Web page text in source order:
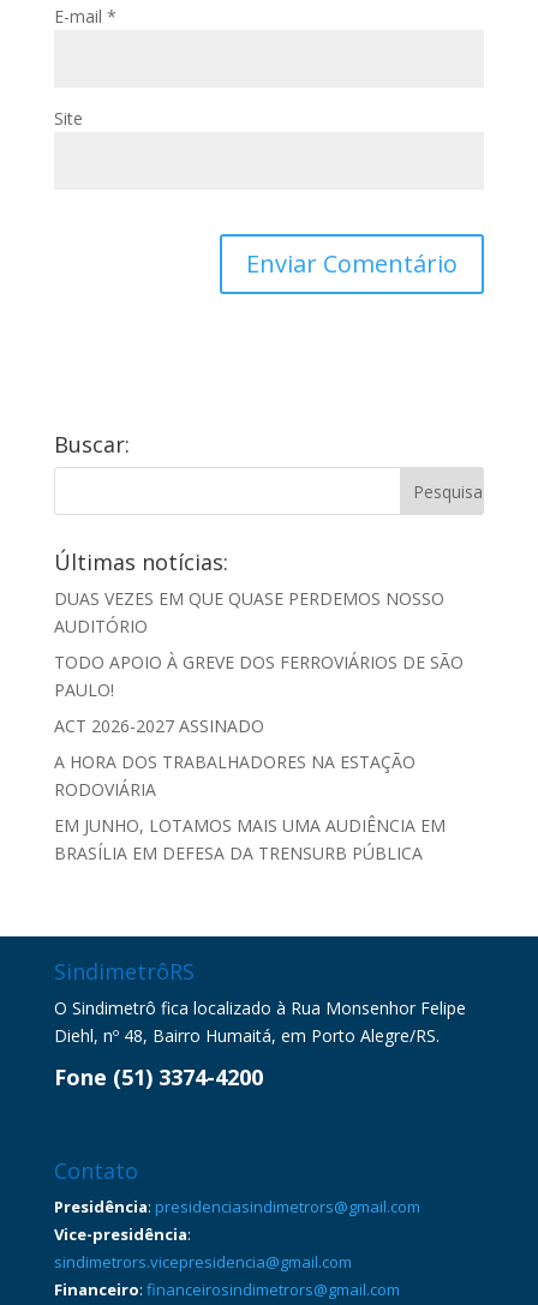
E-mail *
Site
Buscar:
Últimas notícias:
DUAS VEZES EM QUE QUASE PERDEMOS NOSSO
AUDITÓRIO
TODO APOIO À GREVE DOS FERROVIÁRIOS DE SÃO
PAULO!
ACT 2026-2027 ASSINADO
A HORA DOS TRABALHADORES NA ESTAÇÃO
RODOVIÁRIA
EM JUNHO, LOTAMOS MAIS UMA AUDIÊNCIA EM
BRASÍLIA EM DEFESA DA TRENSURB PÚBLICA
SindimetrôRS
O Sindimetrô fica localizado à Rua Monsenhor Felipe
Diehl, nº 48, Bairro Humaitá, em Porto Alegre/RS.
Fone (51) 3374-4200
Contato
Presidência: presidenciasindimetrors@gmail.com
Vice-presidência:
sindimetrors.vicepresidencia@gmail.com
Financeiro: financeirosindimetrors@gmail.com